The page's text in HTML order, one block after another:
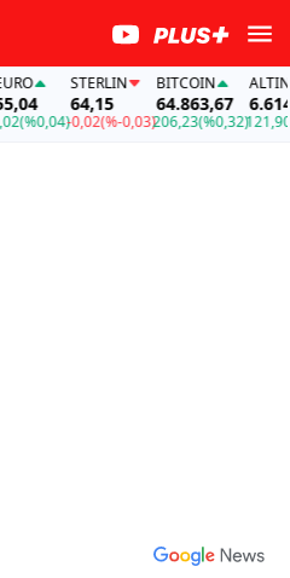
STERLIN
64,15
-0,02(%-0,03)
BITCOIN
64.863,67
206,23(%0,32)
ALTIN
6.614,48
121,90